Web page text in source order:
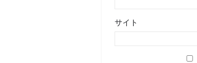
サイト